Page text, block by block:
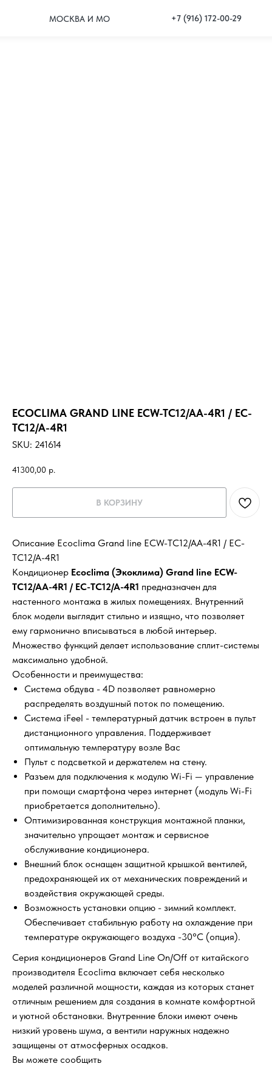
МОСКВА И МО +7 (916) 172-00-29
ECOCLIMA GRAND LINE ECW-TC12/AA-4R1 / EC-
TC12/A-4R1
SKU: 241614
41300,00 р.
В КОРЗИНУ
Описание Ecoclima Grand line ECW-TC12/AA-4R1 / EC-
TC12/A-4R1
Кондиционер Ecoclima (Экоклима) Grand line ECW-
TC12/AA-4R1 / EC-TC12/A-4R1 предназначен для
настенного монтажа в жилых помещениях. Внутренний
блок модели выглядит стильно и изящно, что позволяет
ему гармонично вписываться в любой интерьер.
Множество функций делает использование сплит-системы
максимально удобной.
Особенности и преимущества:
Система обдува - 4D позволяет равномерно
распределять воздушный поток по помещению.
Система iFeel - температурный датчик встроен в пульт
дистанционного управления. Поддерживает
оптимальную температуру возле Вас
Пульт с подсветкой и держателем на стену.
Разъем для подключения к модулю Wi-Fi — управление
при помощи смартфона через интернет (модуль Wi-Fi
приобретается дополнительно).
Оптимизированная конструкция монтажной планки,
значительно упрощает монтаж и сервисное
обслуживание кондиционера.
Внешний блок оснащен защитной крышкой вентилей,
предохраняющей их от механических повреждений и
воздействия окружающей среды.
Возможность установки опцию - зимний комплект.
Обеспечивает стабильную работу на охлаждение при
температуре окружающего воздуха -30°С (опция).
Серия кондиционеров Grand Line On/Off от китайского
производителя Ecoclima включает себя несколько
моделей различной мощности, каждая из которых станет
отличным решением для создания в комнате комфортной
и уютной обстановки. Внутренние блоки имеют очень
низкий уровень шума, а вентили наружных надежно
защищены от атмосферных осадков.
Вы можете сообщить